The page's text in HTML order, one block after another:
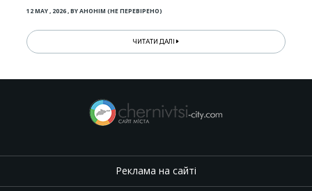
12 MAY , 2026,BYАНОНІМ (НЕ ПЕРЕВІРЕНО)
ЧИТАТИ ДАЛІ
Реклама на сайті